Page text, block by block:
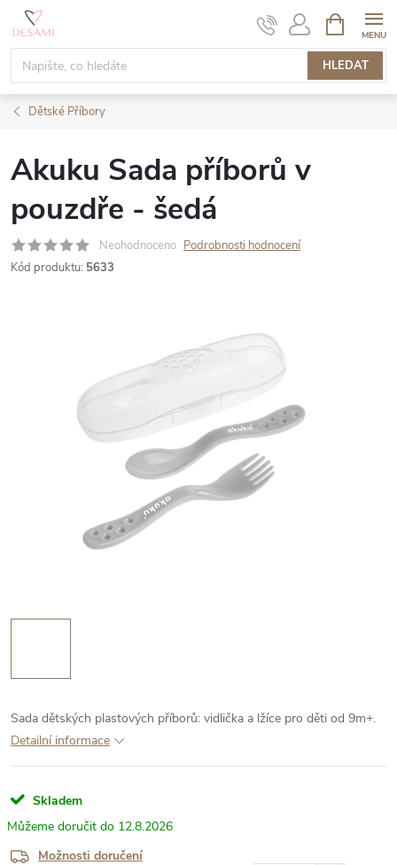
Přejít
obsah
HLEDAT
NÁKUPNÍ
KOŠÍK
Dětské Příbory
Akuku Sada příborů v
pouzdře - šedá
Neohodnoceno Podrobnosti hodnocení
Kód produktu: 5633
Sada dětských plastových příborů: vidlička a lžíce pro děti od 9m+.
Detailní informace
Skladem
12.8.2026
Možnosti doručení